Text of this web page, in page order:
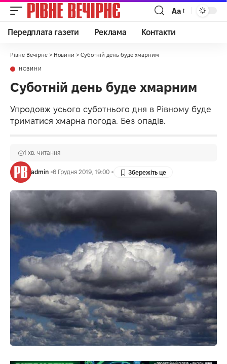
Аа
Передплата газети Реклама Контакти
Рівне Вечірнє > Новини > Суботній день буде хмарним
НОВИНИ
Суботній день буде хмарним
Упродовж усього суботнього дня в Рівному буде
триматися хмарна погода. Без опадів.
admin 6 Грудня 2019, 19:00
1 хв. читання